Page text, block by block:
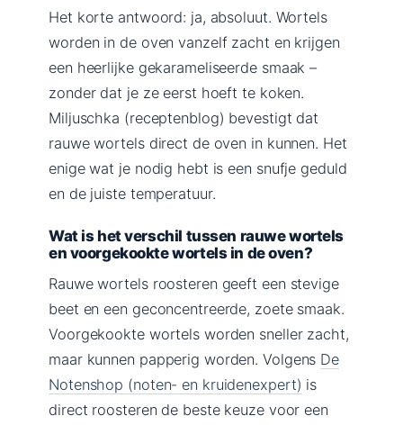
Het korte antwoord: ja, absoluut. Wortels
worden in de oven vanzelf zacht en krijgen
een heerlijke gekarameliseerde smaak –
zonder dat je ze eerst hoeft te koken.
Miljuschka (receptenblog) bevestigt dat
rauwe wortels direct de oven in kunnen. Het
enige wat je nodig hebt is een snufje geduld
en de juiste temperatuur.
Wat is het verschil tussen rauwe wortels
en voorgekookte wortels in de oven?
Rauwe wortels roosteren geeft een stevige
beet en een geconcentreerde, zoete smaak.
Voorgekookte wortels worden sneller zacht,
maar kunnen papperig worden. Volgens De
Notenshop (noten- en kruidenexpert) is
direct roosteren de beste keuze voor een